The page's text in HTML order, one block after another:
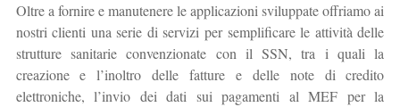
Oltre a fornire e manutenere le applicazioni sviluppate offriamo ai
nostri clienti una serie di servizi per semplificare le attività delle
strutture sanitarie convenzionate con il SSN, tra i quali la
creazione e l’inoltro delle fatture e delle note di credito
elettroniche, l’invio dei dati sui pagamenti al MEF per la